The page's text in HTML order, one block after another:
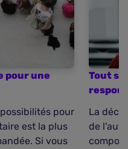
pour une
pour
est la plus
Si vous
Tout
La
de